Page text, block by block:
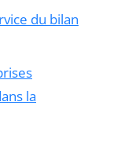
du bilan
la